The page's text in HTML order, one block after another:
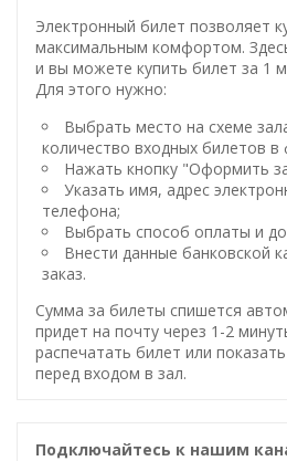
Электронный билет позволяет
максимальным комфортом.
и вы можете купить билет за 1
Для этого нужно:
Выбрать место на схеме
количество входных билетов в
Нажать кнопку "Оформить
Указать имя, адрес
телефона;
Выбрать способ оплаты и
Внести данные банковской
заказ.
Сумма за билеты спишется
придет на почту через 1-2
распечатать билет или
перед входом в зал.
Подключайтесь к нашим